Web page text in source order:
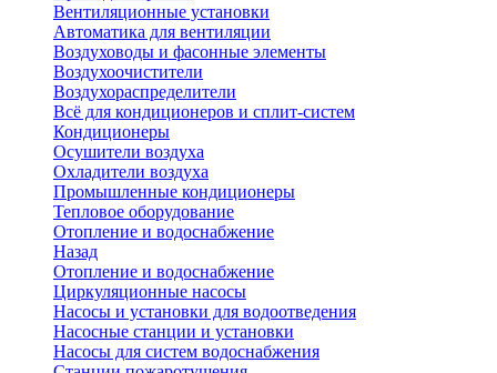
Вентиляционные установки
Автоматика для вентиляции
Воздуховоды и фасонные элементы
Воздухоочистители
Воздухораспределители
Всё для кондиционеров и сплит-систем
Кондиционеры
Осушители воздуха
Охладители воздуха
Промышленные кондиционеры
Тепловое оборудование
Отопление и водоснабжение
Назад
Отопление и водоснабжение
Циркуляционные насосы
Насосы и установки для водоотведения
Насосные станции и установки
Насосы для систем водоснабжения